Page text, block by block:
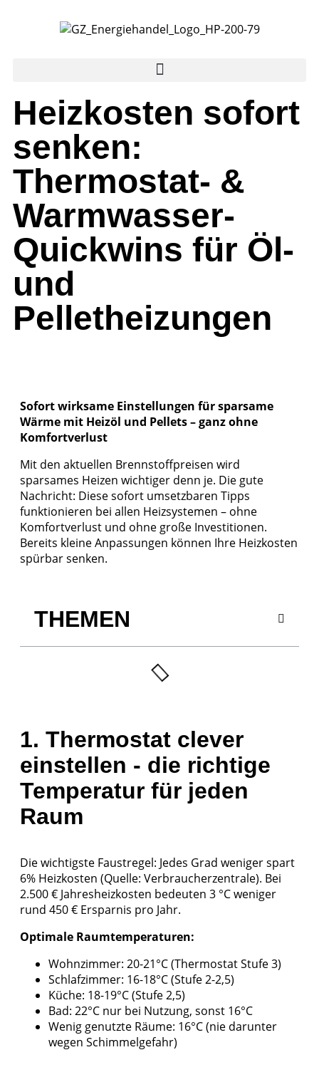
Heizkosten sofort
senken:
Thermostat- &
Warmwasser-
Quickwins für Öl-
und
Pelletheizungen
Sofort wirksame Einstellungen für sparsame
Wärme mit Heizöl und Pellets – ganz ohne
Komfortverlust
Mit den aktuellen Brennstoffpreisen wird
sparsames Heizen wichtiger denn je. Die gute
Nachricht: Diese sofort umsetzbaren Tipps
funktionieren bei allen Heizsystemen – ohne
Komfortverlust und ohne große Investitionen.
Bereits kleine Anpassungen können Ihre Heizkosten
spürbar senken.
THEMEN
1. Thermostat clever
einstellen - die richtige
Temperatur für jeden
Raum
Die wichtigste Faustregel: Jedes Grad weniger spart
6% Heizkosten (Quelle: Verbraucherzentrale). Bei
2.500 € Jahresheizkosten bedeuten 3 °C weniger
rund 450 € Ersparnis pro Jahr.
Optimale Raumtemperaturen:
Wohnzimmer: 20-21°C (Thermostat Stufe 3)
Schlafzimmer: 16-18°C (Stufe 2-2,5)
Küche: 18-19°C (Stufe 2,5)
Bad: 22°C nur bei Nutzung, sonst 16°C
Wenig genutzte Räume: 16°C (nie darunter
wegen Schimmelgefahr)